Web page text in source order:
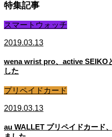
特集記事
スマートウォッチ
2019.03.13
wena wrist pro、active SEIKO
した
プリペイドカード
2019.03.13
au WALLET プリペイドカード